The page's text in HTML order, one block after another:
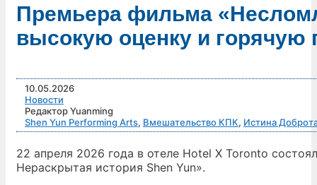
Премьера фильма
высокую оценку и горячую
10.05.2026
Новости
Редактор Yuanming
Shen Yun Performing Arts, Вмешательство КПК, Истина
22 апреля 2026 года в отеле Hotel X Toronto
Нераскрытая история Shen Yun».